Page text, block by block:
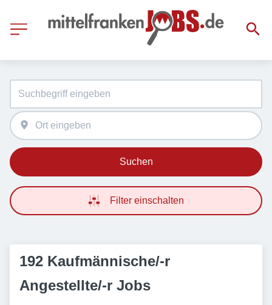
Suchen
Filter einschalten
192 Kaufmännische/-r
Angestellte/-r Jobs